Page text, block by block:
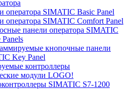
оператора SIMATIC Basic Panel
оператора SIMATIC Comfort Panel
панели оператора SIMATIC
кнопочные панели
Key Panel
контроллеры
модули LOGO!
SIMATIC S7-1200